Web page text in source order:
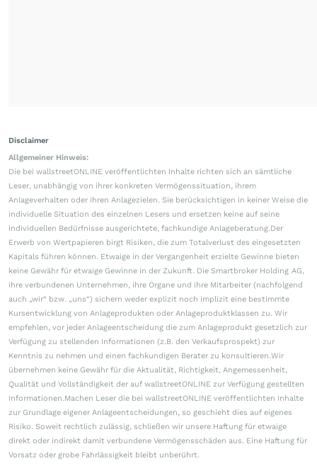
Disclaimer
Allgemeiner Hinweis:
Die bei wallstreetONLINE veröffentlichten Inhalte richten sich an sämtliche
Leser, unabhängig von ihrer konkreten Vermögenssituation, ihrem
Anlageverhalten oder ihren Anlagezielen. Sie berücksichtigen in keiner Weise die
individuelle Situation des einzelnen Lesers und ersetzen keine auf seine
individuellen Bedürfnisse ausgerichtete, fachkundige Anlageberatung.Der
Erwerb von Wertpapieren birgt Risiken, die zum Totalverlust des eingesetzten
Kapitals führen können. Etwaige in der Vergangenheit erzielte Gewinne bieten
keine Gewähr für etwaige Gewinne in der Zukunft. Die Smartbroker Holding AG,
ihre verbundenen Unternehmen, ihre Organe und ihre Mitarbeiter (nachfolgend
auch „wir“ bzw. „uns“) sichern weder explizit noch implizit eine bestimmte
Kursentwicklung von Anlageprodukten oder Anlageproduktklassen zu. Wir
empfehlen, vor jeder Anlageentscheidung die zum Anlageprodukt gesetzlich zur
Verfügung zu stellenden Informationen (z.B. den Verkaufsprospekt) zur
Kenntnis zu nehmen und einen fachkundigen Berater zu konsultieren.Wir
übernehmen keine Gewähr für die Aktualität, Richtigkeit, Angemessenheit,
Qualität und Vollständigkeit der auf wallstreetONLINE zur Verfügung gestellten
Informationen.Machen Leser die bei wallstreetONLINE veröffentlichten Inhalte
zur Grundlage eigener Anlageentscheidungen, so geschieht dies auf eigenes
Risiko. Soweit rechtlich zulässig, schließen wir unsere Haftung für etwaige
direkt oder indirekt damit verbundene Vermögensschäden aus. Eine Haftung für
Vorsatz oder grobe Fahrlässigkeit bleibt unberührt.